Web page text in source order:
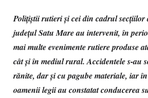
Polițiștii rutieri și cei din cadrul
județul Satu Mare au intervenit, în
mai multe evenimente rutiere produse
cât și în mediul rural. Accidentele s-au
rănite, dar și cu pagube materiale, iar
oamenii legii au constatat conducerea